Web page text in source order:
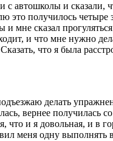
и сказали,
получилось
сказал
и что мне нужно
что я была
делать
вернее получилась
и я довольная, и в
меня одну